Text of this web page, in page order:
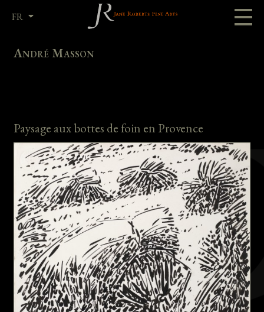
FR
André Masson
Paysage aux bottes de foin en Provence